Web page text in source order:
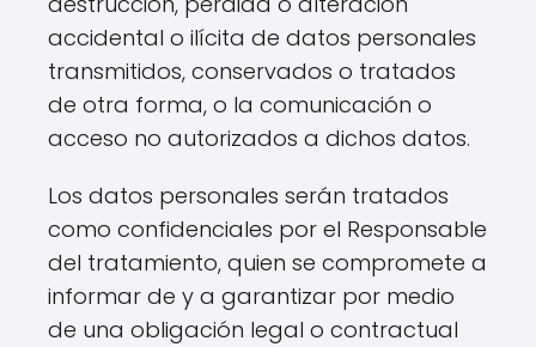
accidental o ilícita de datos personales
transmitidos, conservados o tratados
de otra forma, o la comunicación o
acceso no autorizados a dichos datos.
Los datos personales serán tratados
como confidenciales por el Responsable
del tratamiento, quien se compromete a
informar de y a garantizar por medio
de una obligación legal o contractual